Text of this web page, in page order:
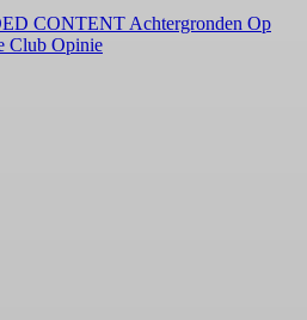
CONTENT Achtergronden Op
Club Opinie